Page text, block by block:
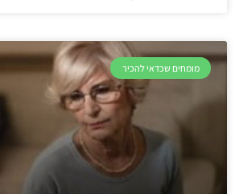
מומחים שכדאי להכיר